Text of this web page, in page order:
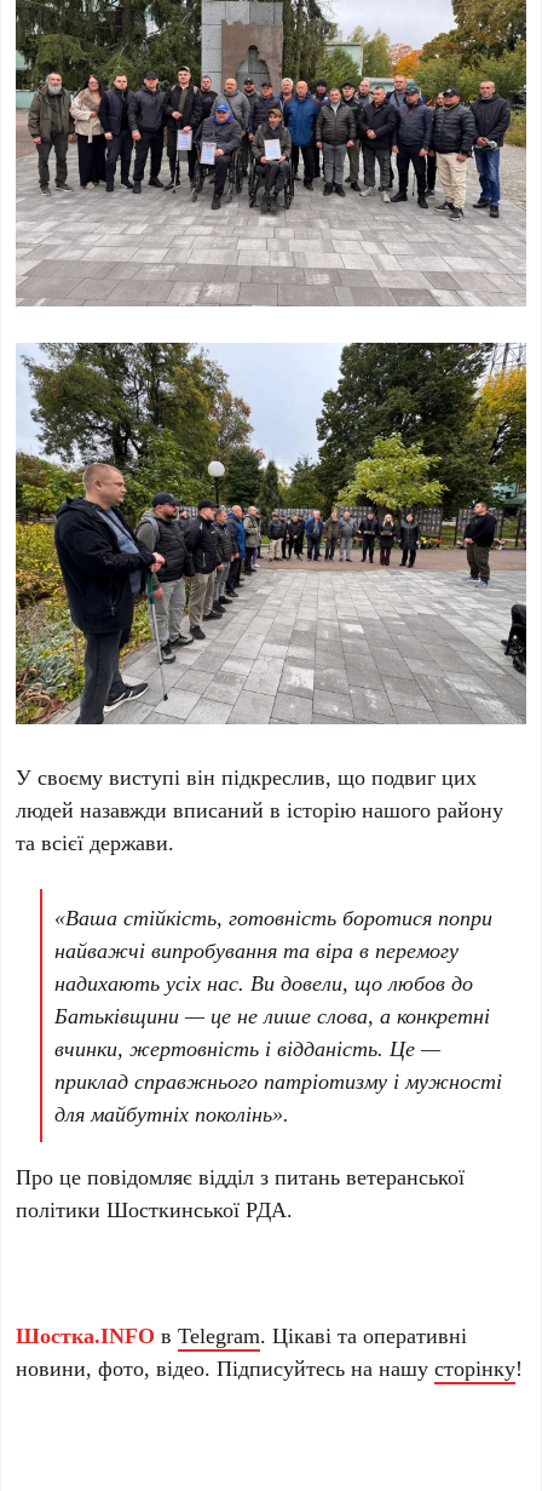
У своєму виступі він підкреслив, що подвиг цих
людей назавжди вписаний в історію нашого району
та всієї держави.
«Ваша стійкість, готовність боротися попри
найважчі випробування та віра в перемогу
надихають усіх нас. Ви довели, що любов до
Батьківщини — це не лише слова, а конкретні
вчинки, жертовність і відданість. Це —
приклад справжнього патріотизму і мужності
для майбутніх поколінь».
Про це повідомляє відділ з питань ветеранської
політики Шосткинської РДА.
Шостка.INFO вTelegram. Цікаві та оперативні
новини, фото, відео. Підписуйтесь на нашусторінку!